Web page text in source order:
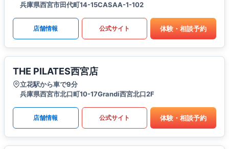
兵庫県西宮市田代町14-15CASAA-1-102
店舗情報 公式サイト 体験・相談予約
THE PILATES西宮店
立花駅から車で9分
兵庫県西宮市北口町10-17Grandi西宮北口2F
店舗情報 公式サイト 体験・相談予約